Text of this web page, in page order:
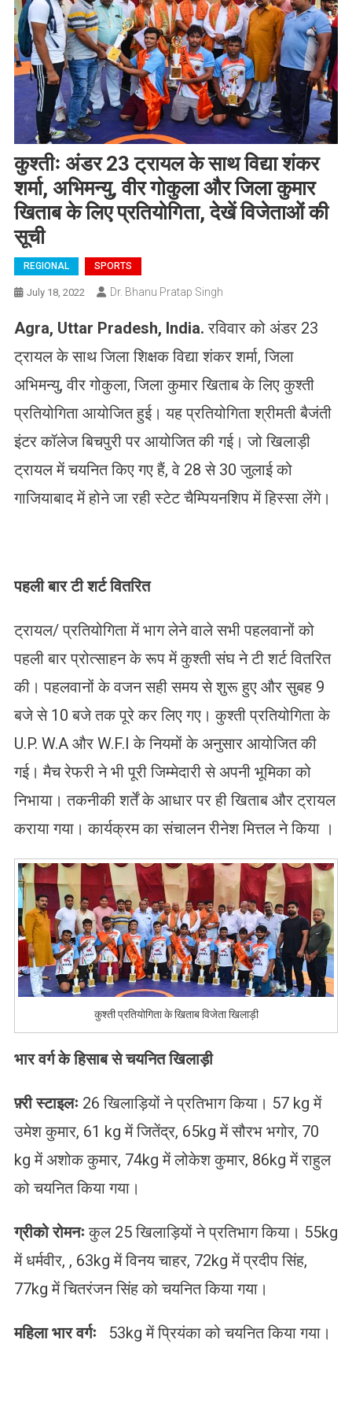
कुश्तीः अंडर 23 ट्रायल के साथ विद्या शंकर
शर्मा, अभिमन्यु, वीर गोकुला और जिला कुमार
खिताब के लिए प्रतियोगिता, देखें विजेताओं की
सूची
REGIONAL SPORTS
July 18, 2022 Dr. Bhanu Pratap Singh
Agra, Uttar Pradesh, India. रविवार को अंडर 23
ट्रायल के साथ जिला शिक्षक विद्या शंकर शर्मा, जिला
अभिमन्यु, वीर गोकुला, जिला कुमार खिताब के लिए कुश्ती
प्रतियोगिता आयोजित हुई। यह प्रतियोगिता श्रीमती बैजंती
इंटर कॉलेज बिचपुरी पर आयोजित की गई। जो खिलाड़ी
ट्रायल में चयनित किए गए हैं, वे 28 से 30 जुलाई को
गाजियाबाद में होने जा रही स्टेट चैम्पियनशिप में हिस्सा लेंगे।
पहली बार टी शर्ट वितरित
ट्रायल/ प्रतियोगिता में भाग लेने वाले सभी पहलवानों को
पहली बार प्रोत्साहन के रूप में कुश्ती संघ ने टी शर्ट वितरित
की। पहलवानों के वजन सही समय से शुरू हुए और सुबह 9
बजे से 10 बजे तक पूरे कर लिए गए। कुश्ती प्रतियोगिता के
U.P. W.A और W.F.I के नियमों के अनुसार आयोजित की
गई। मैच रेफरी ने भी पूरी जिम्मेदारी से अपनी भूमिका को
निभाया। तकनीकी शर्तें के आधार पर ही खिताब और ट्रायल
कराया गया। कार्यक्रम का संचालन रीनेश मित्तल ने किया ।
कुश्ती प्रतियोगिता के खिताब विजेता खिलाड़ी
भार वर्ग के हिसाब से चयनित खिलाड़ी
फ़्री स्टाइलः26 खिलाड़ियों ने प्रतिभाग किया। 57 kg में
उमेश कुमार, 61 kg में जितेंद्र, 65kg में सौरभ भगोर, 70
kg में अशोक कुमार, 74kg में लोकेश कुमार, 86kg में राहुल
को चयनित किया गया।
ग्रीको रोमनःकुल 25 खिलाड़ियों ने प्रतिभाग किया। 55kg
में धर्मवीर, , 63kg में विनय चाहर, 72kg में प्रदीप सिंह,
77kg में चितरंजन सिंह को चयनित किया गया।
महिला भार वर्गः53kg में प्रियंका को चयनित किया गया।